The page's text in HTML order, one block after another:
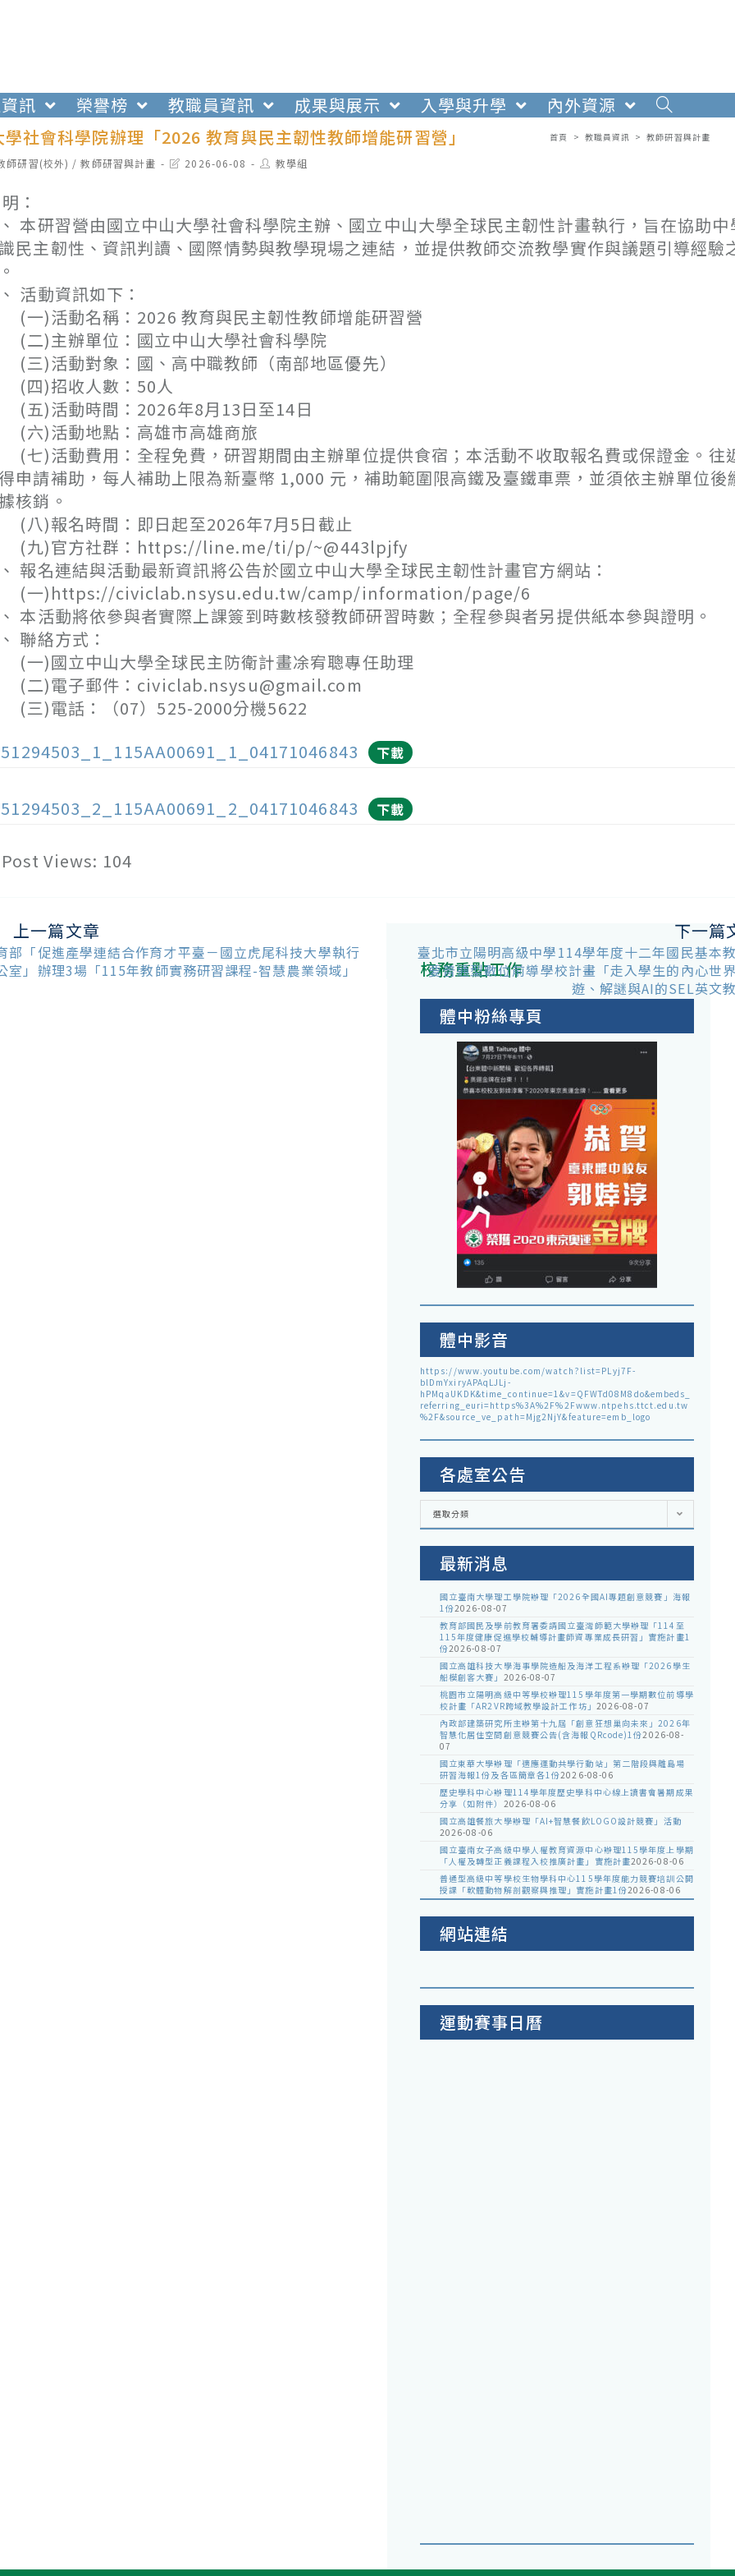
訊 榮譽榜 教職員資訊 成果與展示 入學與升學
內外資源
社會科學院辦理「2026 教育與民主韌性教師增能研習營」
首頁 > 教職員資訊 > 教師研習與計畫
師研習(校外) / 教師研習與計畫
Post2026-06-08
Post教學組
：
本研習營由國立中山大學社會科學院主辦、國立中山大學全球民主韌性計畫執行，旨在協助
民主韌性、資訊判讀、國際情勢與教學現場之連結，並提供教師交流教學實作與議題引導經驗
活動資訊如下：
)活動名稱：2026 教育與民主韌性教師增能研習營
)主辦單位：國立中山大學社會科學院
)活動對象：國、高中職教師（南部地區優先）
)招收人數：50人
)活動時間：2026年8月13日至14日
)活動地點：高雄市高雄商旅
)活動費用：全程免費，研習期間由主辦單位提供食宿；本活動不收取報名費或保證金。往
申請補助，每人補助上限為新臺幣 1,000 元，補助範圍限高鐵及臺鐵車票，並須依主辦單位後
核銷。
)報名時間：即日起至2026年7月5日截止
)官方社群：https://line.me/ti/p/~@443lpjfy
報名連結與活動最新資訊將公告於國立中山大學全球民主韌性計畫官方網站：
)https://civiclab.nsysu.edu.tw/camp/information/page/6
本活動將依參與者實際上課簽到時數核發教師研習時數；全程參與者另提供紙本參與證明。
聯絡方式：
)國立中山大學全球民主防衛計畫凃宥聰專任助理
)電子郵件：civiclab.nsysu@gmail.com
)電話：（07）525-2000分機5622
下載
下載
Post Views: 104
上一篇文章
部「促進產學連結合作育才平臺－國立虎尾科技大學執行
室」辦理3場「115年教師實務研習課程-智慧農業領域」
下一篇
臺北市立陽明高級中學114學年度十二年國民基本
要普通型數位前導學校計畫「走入學生的內心世
遊、解謎與AI的SEL英文
校務重點工作
體中粉絲專頁
體中影音
https://www.youtube.com/watch?list=PLyj7F-
blDmYxiryAPAqLJLj-
hPMqaUKDK&time_continue=1&v=QFWTd08M8do&embeds_
referring_euri=https%3A%2F%2Fwww.ntpehs.ttct.edu.tw
%2F&source_ve_path=Mjg2NjY&feature=emb_logo
各處室公告
各
室
選取分類
最新消息
國立臺南大學理工學院辦理「2026全國AI專題創意競賽」海報
1份2026-08-07
教育部國民及學前教育署委請國立臺灣師範大學辦理「114至
115年度健康促進學校輔導計畫師資專業成長研習」實施計畫1
份2026-08-07
國立高雄科技大學海事學院造船及海洋工程系辦理「2026學生
船模創客大賽」 2026-08-07
桃園市立陽明高級中等學校辦理115學年度第一學期數位前導學
校計畫「AR2VR跨域教學設計工作坊」 2026-08-07
內政部建築研究所主辦第十九屆「創意狂想巢向未來」2026年
智慧化居住空間創意競賽公告(含海報QRcode)1份2026-08-
07
國立東華大學辦理「適應運動共學行動站」第二階段與離島場
研習海報1份及各區簡章各1份2026-08-06
歷史學科中心辦理114學年度歷史學科中心線上讀書會暑期成果
分享（如附件） 2026-08-06
國立高雄餐旅大學辦理「AI+智慧餐飲LOGO設計競賽」活動
2026-08-06
國立臺南女子高級中學人權教育資源中心辦理115學年度上學期
「人權及轉型正義課程入校推廣計畫」實施計畫2026-08-06
普通型高級中等學校生物學科中心115學年度能力競賽培訓公開
授課「軟體動物解剖觀察與推理」實施計畫1份2026-08-06
網站連結
運動賽事日曆